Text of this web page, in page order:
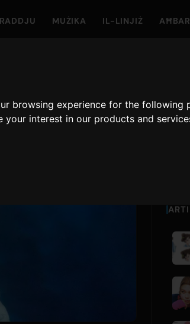
browsing experience for the following
your interest in our products and
RADDJU MUŻIKA IL-LINJIŻ